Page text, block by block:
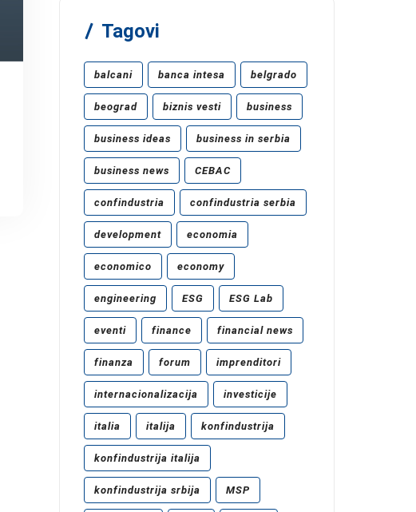
Tagovi
balcani banca intesa belgrado
beograd biznis vesti business
business ideas business in serbia
business news CEBAC
confindustria confindustria serbia
development economia
economico economy
engineering ESG ESG Lab
eventi finance financial news
finanza forum imprenditori
internacionalizacija investicije
italia italija konfindustrija
konfindustrija italija
konfindustrija srbija MSP